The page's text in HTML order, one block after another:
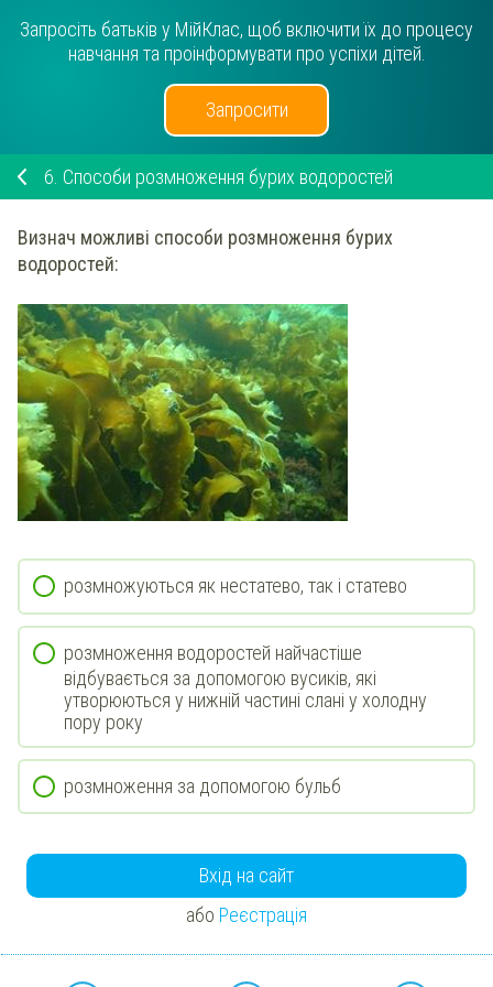
Запросіть батьків у МійКлас, щоб включити їх до процесу
навчання та проінформувати про успіхи дітей.
Запросити
6. Способи розмноження бурих водоростей
Визнач можливі способи розмноження бурих
водоростей:
розмножуються як нестатево, так і статево
розмноження водоростей найчастіше
відбувається за допомогою вусиків, які
утворюються у нижній частині слані у холодну
пору року
розмноження за допомогою бульб
Вхід на сайт
або Реєстрація